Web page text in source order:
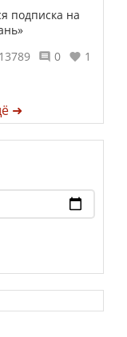
подписка на
13789
0 1
➜